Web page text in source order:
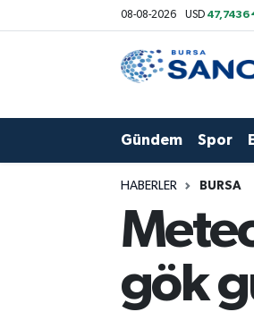
08-08-2026 USD 47,7436
Gündem Spor
HABERLER BURSA
gök
Hava Durumu
Son Dakika Haberleri
Haber Arşivi